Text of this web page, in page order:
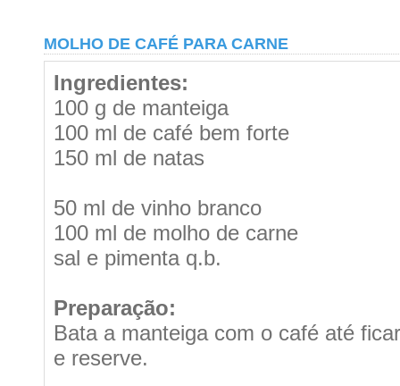
MOLHO DE CAFÉ PARA CARNE
Ingredientes:
100 g de manteiga
100 ml de café bem forte
150 ml de natas
50 ml de vinho branco
100 ml de molho de carne
sal e pimenta q.b.
Preparação:
Bata a manteiga com o café até
e reserve.